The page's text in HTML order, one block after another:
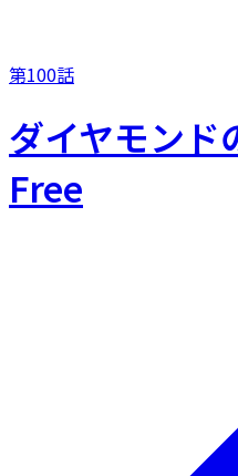
第100話
ダイヤモンド
Free